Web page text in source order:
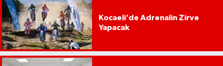
Kocaeli’de Adrenalin Zirve
Yapacak